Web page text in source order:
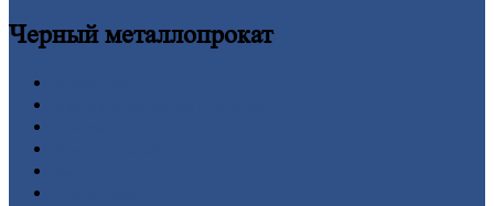
Черныйметаллопрокат